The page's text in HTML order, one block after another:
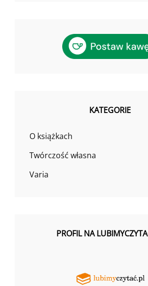
KATEGORIE
O książkach
Twórczość własna
Varia
PROFIL NA